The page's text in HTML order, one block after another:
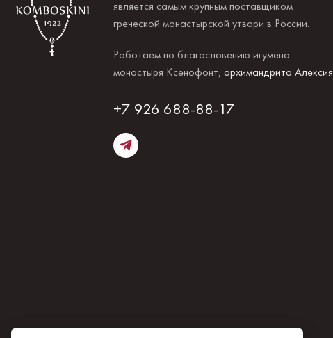
является самым крупным поставщиком
греческой монастырской утвари в России.
Работаем по благословению игумена
монастыря Ксенофонт, архимандрита Алексия
+7 926 688-88-17